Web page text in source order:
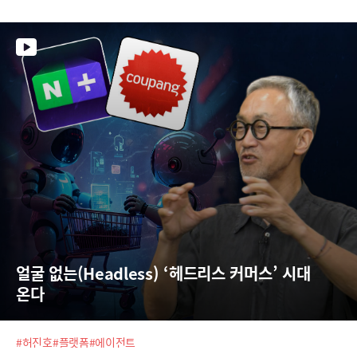
얼굴 없는(Headless) ‘헤드리스 커머스’ 시대
온다
#허진호#플랫폼#에이전트